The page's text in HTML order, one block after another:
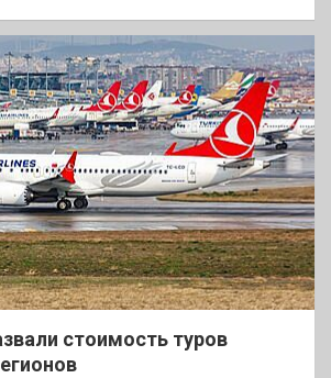
стоимость туров